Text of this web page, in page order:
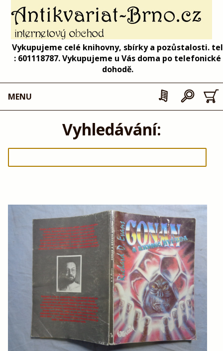
Vykupujeme celé knihovny, sbírky a pozůstalosti. tel
: 601118787. Vykupujeme u Vás doma po telefonické
dohodě.
MENU
Vyhledávání: